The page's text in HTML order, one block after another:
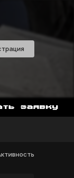
СЕЙЧАС
заявку